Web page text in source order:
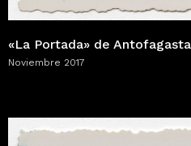
«La Portada» de Antofagasta
Noviembre 2017